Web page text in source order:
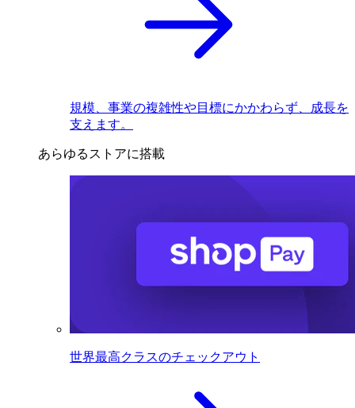
規模、事業の複雑性や目標にかかわらず、成長を
支えます。
あらゆるストアに搭載
世界最高クラスのチェックアウト